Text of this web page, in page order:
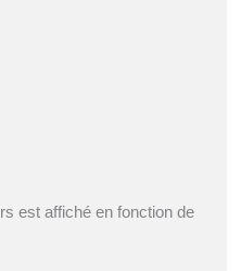
est affiché en fonction de